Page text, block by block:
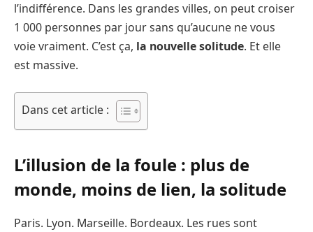
l’indifférence. Dans les grandes villes, on peut croiser
1 000 personnes par jour sans qu’aucune ne vous
voie vraiment. C’est ça, la nouvelle solitude. Et elle
est massive.
Dans cet article :
L’illusion de la foule : plus de
monde, moins de lien, la solitude
Paris. Lyon. Marseille. Bordeaux. Les rues sont